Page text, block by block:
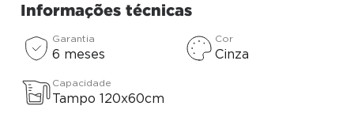
Informações técnicas
Garantia
6 meses
Cor
Cinza
Capacidade
Tampo 120x60cm